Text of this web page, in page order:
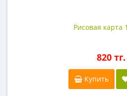
Рисовая карта
820 тг.
Купить